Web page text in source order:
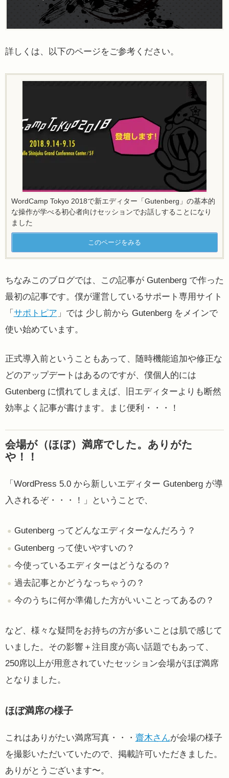
詳しくは、以下のページをご参考ください。
WordCamp Tokyo 2018で新エディター「Gutenberg」の基本的
な操作が学べる初心者向けセッションでお話しすることになり
ました
このページをみる
ちなみこのブログでは、この記事が Gutenberg で作った
最初の記事です。僕が運営しているサポート専用サイト
「 サポトピア 」では 少し前から Gutenberg をメインで
使い始めています。
正式導入前ということもあって、随時機能追加や修正な
どのアップデートはあるのですが、僕個人的には
Gutenberg に慣れてしまえば、旧エディターよりも断然
効率よく記事が書けます。まじ便利・・・！
会場が（ほぼ）満席でした。ありがた
や！！
「WordPress 5.0 から新しいエディター Gutenberg が導
入されるぞ・・・！」ということで、
Gutenberg ってどんなエディターなんだろう？
Gutenberg って使いやすいの？
今使っているエディターはどうなるの？
過去記事とかどうなっちゃうの？
今のうちに何か準備した方がいいことってあるの？
など、様々な疑問をお持ちの方が多いことは肌で感じて
いました。その影響＋注目度が高い話題でもあって、
250席以上が用意されていたセッション会場がほぼ満席
となりました。
ほぼ満席の様子
これはありがたい満席写真・・・ 齋木さんが会場の様子
を撮影いただいていたので、掲載許可いただきました。
ありがとうございます〜。